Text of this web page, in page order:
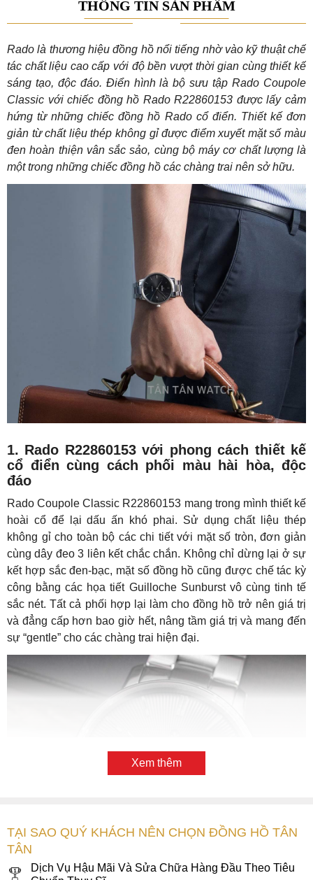
THÔNG TIN SẢN PHẨM
Rado là thương hiệu đồng hồ nổi tiếng nhờ vào kỹ thuật chế
tác chất liệu cao cấp với độ bền vượt thời gian cùng thiết kế
sáng tạo, độc đáo. Điển hình là bộ sưu tập Rado Coupole
Classic với chiếc đồng hồ Rado R22860153 được lấy cảm
hứng từ những chiếc đồng hồ Rado cổ điển. Thiết kế đơn
giản từ chất liệu thép không gỉ được điểm xuyết mặt số màu
đen hoàn thiện vân sắc sảo, cùng bộ máy cơ chất lượng là
một trong những chiếc đồng hồ các chàng trai nên sở hữu.
1. Rado R22860153 với phong cách thiết kế
cổ điển cùng cách phối màu hài hòa, độc
đáo
Rado Coupole Classic R22860153 mang trong mình thiết kế
hoài cổ để lại dấu ấn khó phai. Sử dụng chất liệu thép
không gỉ cho toàn bộ các chi tiết với mặt số tròn, đơn giản
cùng dây đeo 3 liên kết chắc chắn. Không chỉ dừng lại ở sự
kết hợp sắc đen-bạc, mặt số đồng hồ cũng được chế tác kỳ
công bằng các họa tiết Guilloche Sunburst vô cùng tinh tế
sắc nét. Tất cả phối hợp lại làm cho đồng hồ trở nên giá trị
và đẳng cấp hơn bao giờ hết, nâng tầm giá trị và mang đến
sự “gentle” cho các chàng trai hiện đại.
Xem thêm
TẠI SAO QUÝ KHÁCH NÊN CHỌN ĐỒNG HỒ TÂN
TÂN
Dịch Vụ Hậu Mãi Và Sửa Chữa Hàng Đầu Theo Tiêu